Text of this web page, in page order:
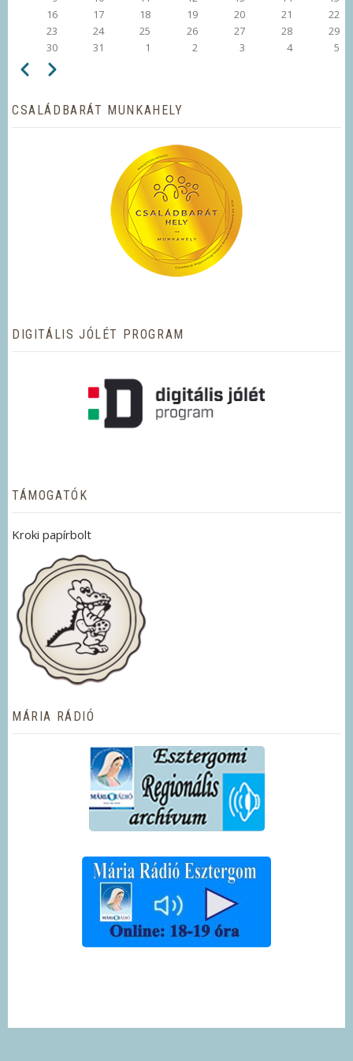
16
17 18 19 20 21
22
23
24 25 26 27 28
29
30
31 1 2 3 4 5
OLDALSZÁMOZÁS
Előző Következő
CSALÁDBARÁT MUNKAHELY
DIGITÁLIS JÓLÉT PROGRAM
TÁMOGATÓK
Kroki papírbolt
MÁRIA RÁDIÓ